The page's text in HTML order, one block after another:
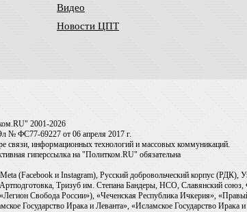
Видео
Новости ЦПТ
2001-2026
№ ФС77-69227 от 06 апреля 2017 г.
связи, информационных технологий и массовых коммуникаций.
гиперссылка на "Политком.RU" обязательна
(Facebook и Instagram), Русский добровольческий корпус
Тризуб им. Степана Бандеры, НСО, Славянский
Свобода России»), «Чеченская Республика Ичкерия»,
Государство Ирака и Леванта», «Исламское